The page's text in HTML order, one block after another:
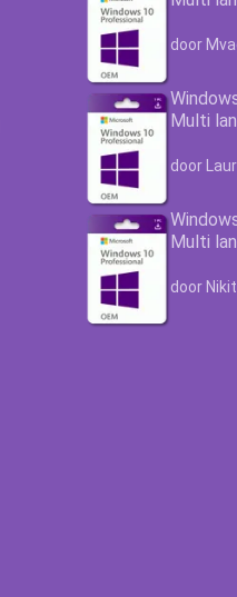
door
Multi
door
Multi
door